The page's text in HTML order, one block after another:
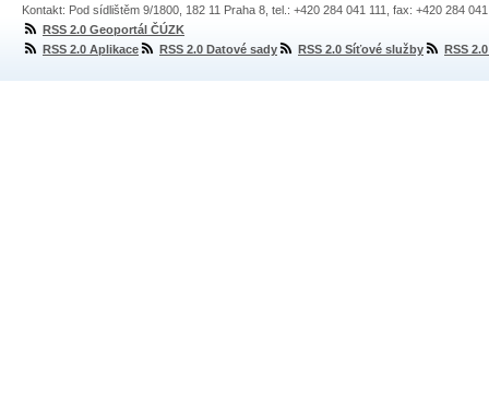
Kontakt: Pod sídlištěm 9/1800, 182 11 Praha 8, tel.: +420 284 041 111, fax: +420 284
RSS 2.0 Geoportál ČÚZK
RSS 2.0 Aplikace
RSS 2.0 Datové sady RSS 2.0 Síťové služby RSS